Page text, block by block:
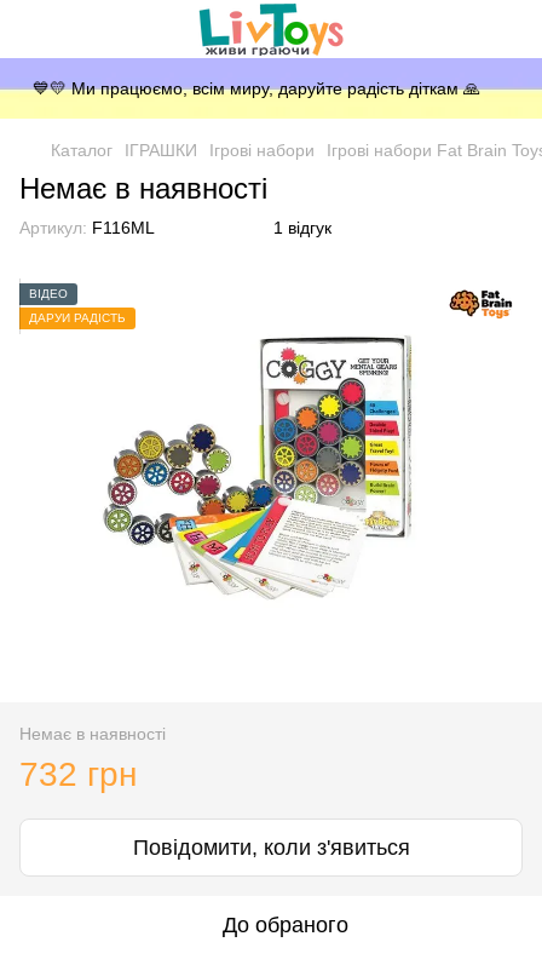
💙💛 Ми працюємо, всім миру, даруйте радість діткам 🙏
Каталог ІГРАШКИ Ігрові набори Ігрові набори Fat Brain
Немає в наявності
Артикул: F116ML 1 відгук
ВІДЕО
ДАРУЙ РАДІСТЬ
Немає в наявності
732 грн
Повідомити, коли з'явиться
До обраного